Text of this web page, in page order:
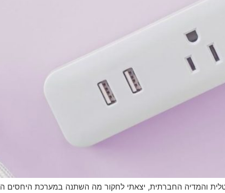
והמדיה החברתית, יצאתי לחקור מה השתנה במערכת היחסים